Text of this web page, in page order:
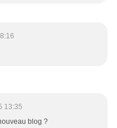
13:35
blog ?